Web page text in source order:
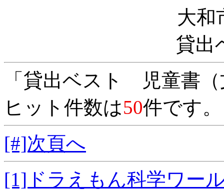
大和
貸出
「貸出ベスト 児童書
ヒット件数は50件です
[#]次頁へ
[1]ドラえもん科学ワ